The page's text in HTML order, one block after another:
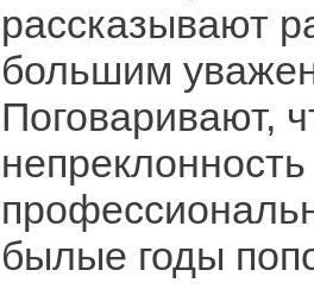
рассказывают
большим
Поговаривают,
былые годы